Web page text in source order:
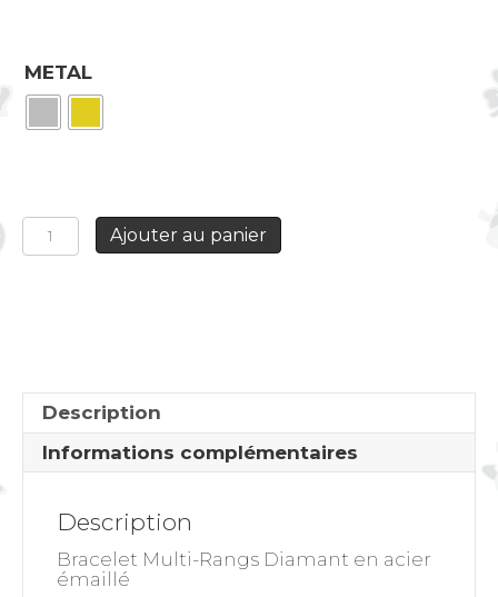
METAL
quantité
Bracelet
Ajouter au panier
Description
Informations complémentaires
Description
Bracelet Multi-Rangs Diamant en acier
émaillé